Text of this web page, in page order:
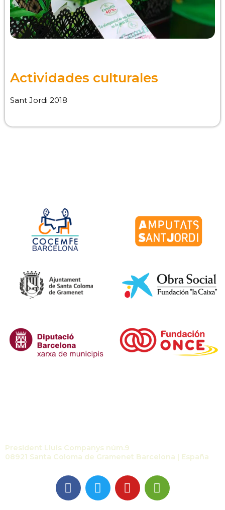
Actividades culturales
Sant Jordi 2018
President Lluís Companys núm.9
08921 Santa Coloma de Gramenet Barcelona | España